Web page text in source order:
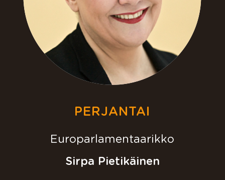
PERJANTAI
Europarlamentaarikko
Sirpa Pietikäinen